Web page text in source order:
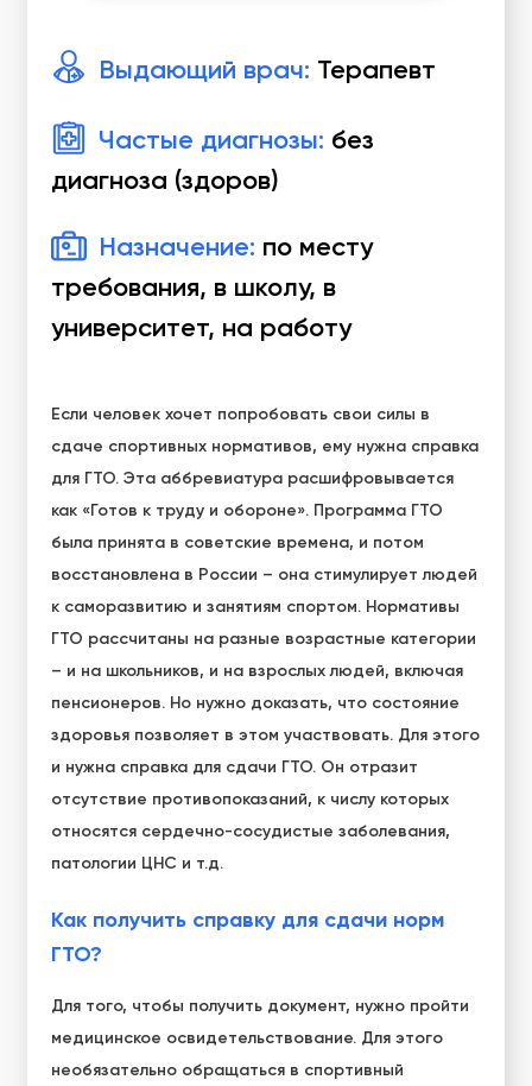
Выдающий врач: Терапевт
Частые диагнозы: без
диагноза (здоров)
Назначение: по месту
требования, в школу, в
университет, на работу
Если человек хочет попробовать свои силы в
сдаче спортивных нормативов, ему нужна справка
для ГТО. Эта аббревиатура расшифровывается
как «Готов к труду и обороне». Программа ГТО
была принята в советские времена, и потом
восстановлена в России – она стимулирует людей
к саморазвитию и занятиям спортом. Нормативы
ГТО рассчитаны на разные возрастные категории
– и на школьников, и на взрослых людей, включая
пенсионеров. Но нужно доказать, что состояние
здоровья позволяет в этом участвовать. Для этого
и нужна справка для сдачи ГТО. Он отразит
отсутствие противопоказаний, к числу которых
относятся сердечно-сосудистые заболевания,
патологии ЦНС и т.д.
Как получить справку для сдачи норм
ГТО?
Для того, чтобы получить документ, нужно пройти
медицинское освидетельствование. Для этого
необязательно обращаться в спортивный